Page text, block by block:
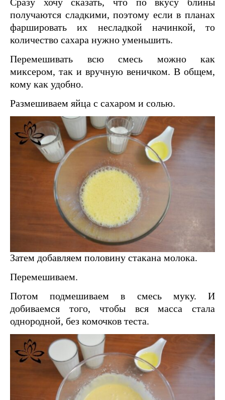
получаются сладкими, поэтому если в планах
фаршировать их несладкой начинкой, то
количество сахара нужно уменьшить.
Перемешивать всю смесь можно как
миксером, так и вручную веничком. В общем,
кому как удобно.
Размешиваем яйца с сахаром и солью.
Затем добавляем половину стакана молока.
Перемешиваем.
Потом подмешиваем в смесь муку. И
добиваемся того, чтобы вся масса стала
однородной, без комочков теста.